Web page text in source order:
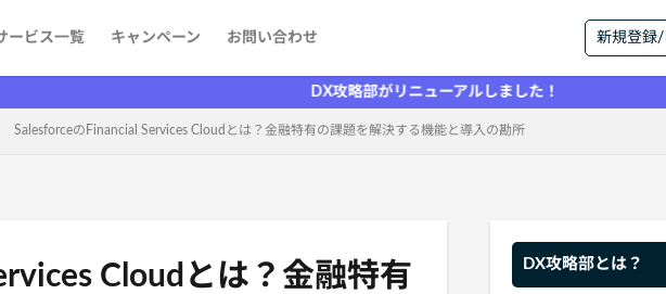
ービス一覧 キャンペーン お問い合わせ 新規登録/
DX攻略部がリニューアルしました！
SalesforceのFinancial Services Cloudとは？金融特有の課題を解決する機能と導入の勘所
Cloudとは？金融特有
DX攻略部とは？